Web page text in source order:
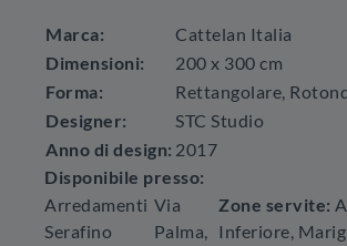
Marca:
Cattelan Italia
Dimensioni:
200 x 300 cm
Forma:
Rettangolare,
Designer:
STC Studio
Anno di design: 2017
Disponibile presso:
Arredamenti
Serafino
Via
Palma,
Zone servite:
Inferiore,